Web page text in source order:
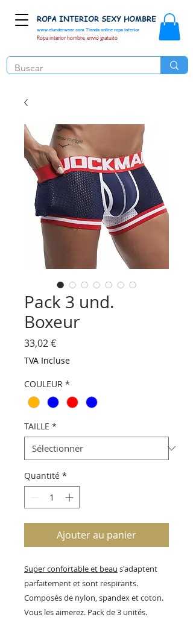
www.elunderwear.com Tienda online ropa interior
ROPA INTERIOR SEXY HOMBRE
Ropa interior hombre, envió gratuito
Pack 3 und.
Boxeur
33,02 €Prix
TVA Incluse
COULEUR *
TAILLE *
Quantité *
Ajouter au panier
Super confortable et beau s'adaptent
parfaitement et sont respirants.
Composés de nylon, spandex et coton.
Vous les aimerez. Pack de 3 unités.